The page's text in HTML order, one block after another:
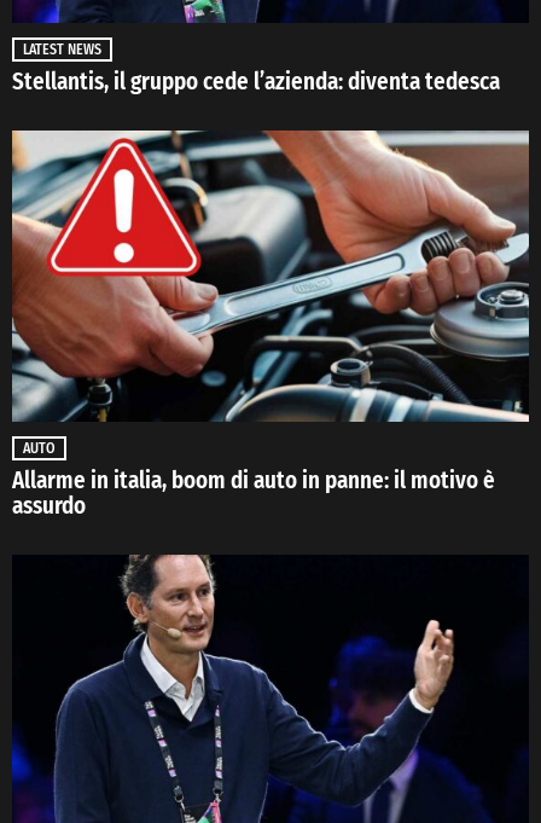
LATEST NEWS
Stellantis, il gruppo cede l’azienda: diventa tedesca
AUTO
Allarme in italia, boom di auto in panne: il motivo è
assurdo